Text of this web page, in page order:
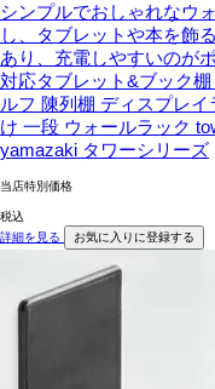
シンプルでおしゃれなウ
し、タブレットや本を飾
あり、充電しやすいのが
対応タブレット&ブック
ルフ 陳列棚 ディスプレ
け 一段 ウォールラック
yamazaki タワーシリーズ
当店特別価格
税込
詳細を見る
お気に入りに登録する